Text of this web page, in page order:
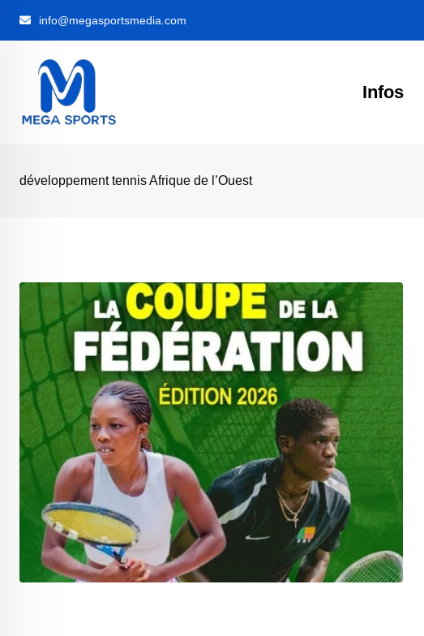
info@megasportsmedia.com
Infos
développement tennis Afrique de l’Ouest